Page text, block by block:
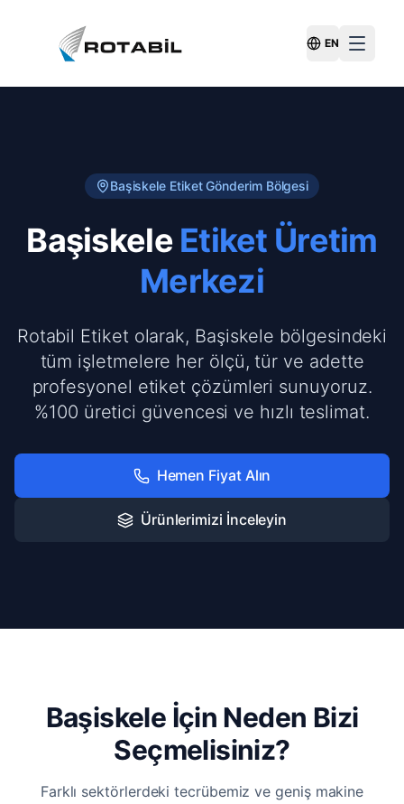
Switch
EN
Başiskele Etiket Gönderim Bölgesi
Başiskele Etiket Üretim
Merkezi
Rotabil Etiket olarak, Başiskele bölgesindeki
tüm işletmelere her ölçü, tür ve adette
profesyonel etiket çözümleri sunuyoruz.
%100 üretici güvencesi ve hızlı teslimat.
Hemen Fiyat Alın
Ürünlerimizi İnceleyin
Başiskele İçin Neden Bizi
Seçmelisiniz?
Farklı sektörlerdeki tecrübemiz ve geniş makine